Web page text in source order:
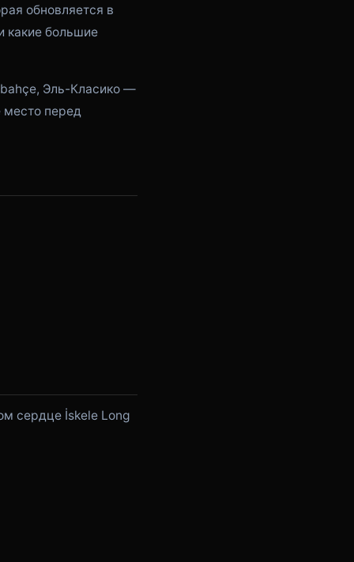
обновляется в
какие большие
Эль-Класико —
место перед
сердце İskele Long